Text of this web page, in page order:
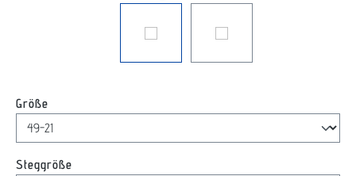
Größe
Steggröße